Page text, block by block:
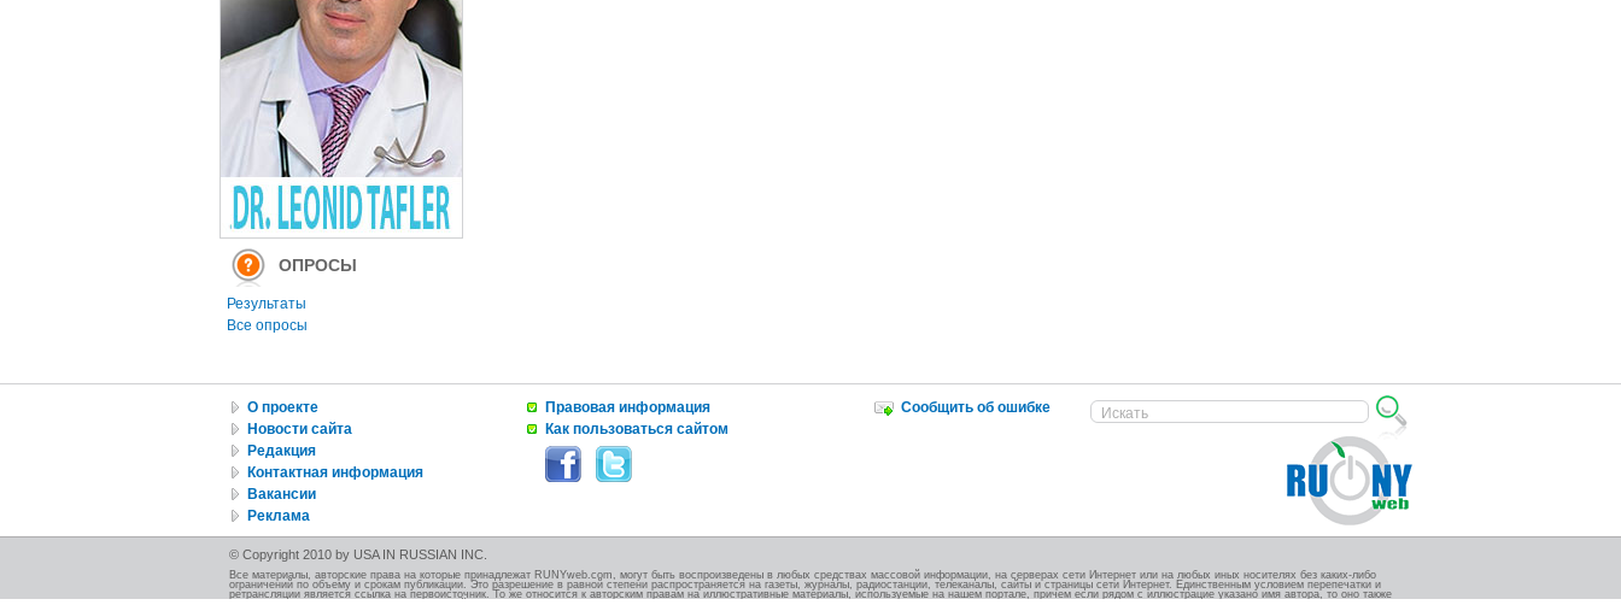
ОПРОСЫ
Результаты
Все опросы
О проекте
Новости сайта
Редакция
Контактная информация
Вакансии
Реклама
Правовая информация
Как пользоваться сайтом
Сообщить об ошибке
© Copyright 2010 by USA IN RUSSIAN INC.
Все материалы, авторские права на которые принадлежат RUNYweb.com, могут быть воспроизведены в любых средствах массовой информации, на серверах сети Интернет или на любых иных носителях без каких-либо
ограничений по объему и срокам публикации. Это разрешение в равной степени распространяется на газеты, журналы, радиостанции, телеканалы, сайты и страницы сети Интернет. Единственным условием перепечатки и
ретрансляции является ссылка на первоисточник. То же относится к авторским правам на иллюстративные материалы, используемые на нашем портале, причем если рядом с иллюстрацие указано имя автора, то оно также